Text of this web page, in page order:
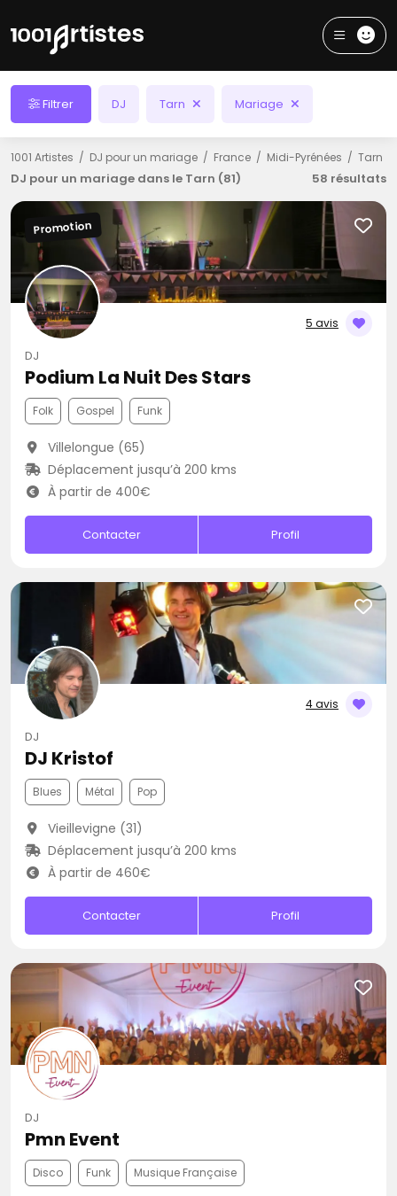
Filtrer DJ Tarn Mariage
1001 Artistes DJ pour un mariage France Midi-Pyrénées Tarn
DJ pour un mariage dans le Tarn (81) 58 résultats
5 avis
Promotion
DJ
Podium La Nuit Des Stars
Folk Gospel Funk
Villelongue (65)
Déplacement jusqu’à 200 kms
À partir de 400€
Contacter Profil
4 avis
DJ
DJ Kristof
Blues Métal Pop
Vieillevigne (31)
Déplacement jusqu’à 200 kms
À partir de 460€
Contacter Profil
DJ
Pmn Event
Disco Funk Musique Française